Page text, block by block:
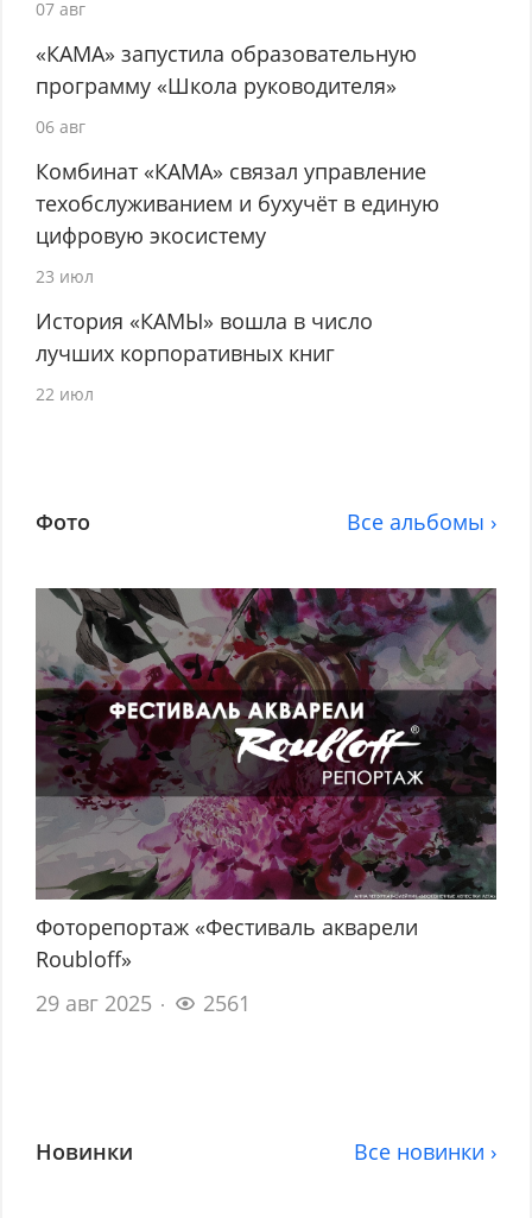
07 авг
«КАМА» запустила образовательную
программу «Школа руководителя»
06 авг
Комбинат «КАМА» связал управление
техобслуживанием и бухучёт в единую
цифровую экосистему
23 июл
История «КАМЫ» вошла в число
лучших корпоративных книг
22 июл
Фото Все альбомы ›
Фоторепортаж «Фестиваль акварели
Roubloff»
29 авг 2025
2561
Новинки Все новинки ›